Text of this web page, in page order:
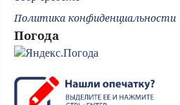
Политика конфиденциальности
Погода